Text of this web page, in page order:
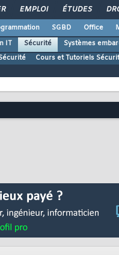
EMPLOI ÉTUDES
SGBD Office
IT Sécurité Systèmes
Cours et Tutoriels